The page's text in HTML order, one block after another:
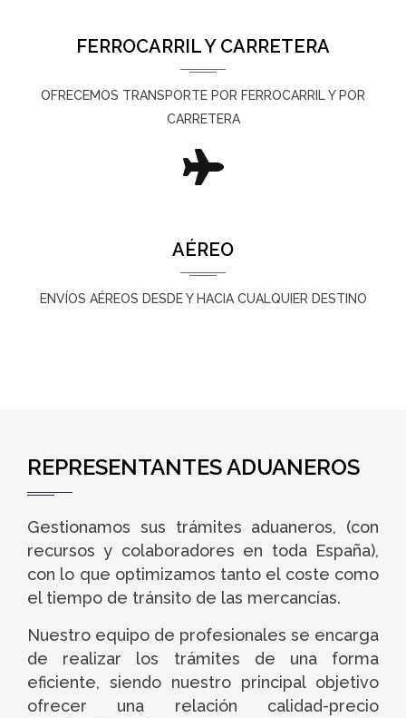
FERROCARRIL Y CARRETERA
OFRECEMOS TRANSPORTE POR FERROCARRIL Y POR
CARRETERA
AÉREO
ENVÍOS AÉREOS DESDE Y HACIA CUALQUIER DESTINO
REPRESENTANTES ADUANEROS
Gestionamos sus trámites aduaneros, (con
recursos y colaboradores en toda España),
con lo que optimizamos tanto el coste como
el tiempo de tránsito de las mercancías.
Nuestro equipo de profesionales se encarga
de realizar los trámites de una forma
eficiente, siendo nuestro principal objetivo
ofrecer una relación calidad-precio